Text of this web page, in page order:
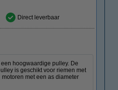
Direct leverbaar
hoogwaardige pulley. De
is geschikt voor riemen met
met een as diameter